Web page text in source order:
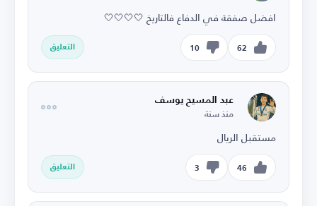
افضل صفقة في الدفاع فالتاريخ 🤍🤍🤍🤍
62
10 التعليق
عبد المسيح يوسف
منذ سنة
مستقبل الريال
46
3 التعليق